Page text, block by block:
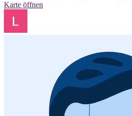
Karte öffnen